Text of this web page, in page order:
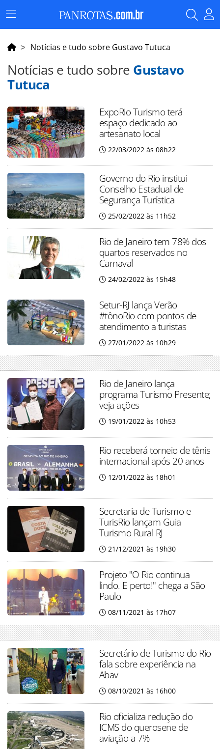
Menu
Principal
Notícias e tudo sobre Gustavo Tutuca
Notícias e tudo sobre Gustavo
Tutuca
ExpoRio Turismo terá
espaço dedicado ao
artesanato local
22/03/2022 às 08h22
Governo do Rio institui
Conselho Estadual de
Segurança Turística
25/02/2022 às 11h52
Rio de Janeiro tem 78% dos
quartos reservados no
Carnaval
24/02/2022 às 15h48
Setur-RJ lança Verão
#tônoRio com pontos de
atendimento a turistas
27/01/2022 às 10h29
Rio de Janeiro lança
programa Turismo Presente;
veja ações
19/01/2022 às 10h53
Rio receberá torneio de tênis
internacional após 20 anos
12/01/2022 às 18h01
Secretaria de Turismo e
TurisRio lançam Guia
Turismo Rural RJ
21/12/2021 às 19h30
Projeto "O Rio continua
lindo. E perto!" chega a São
Paulo
08/11/2021 às 17h07
Secretário de Turismo do Rio
fala sobre experiência na
Abav
08/10/2021 às 16h00
Rio oficializa redução do
ICMS do querosene de
aviação a 7%